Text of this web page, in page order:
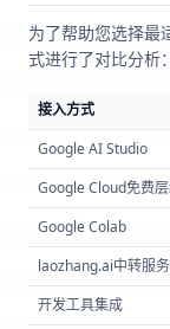
为了帮助您选择最
式进行了对比分析：
接入方式
Google AI Studio
Google Cloud免费
Google Colab
laozhang.ai中转服务
开发工具集成